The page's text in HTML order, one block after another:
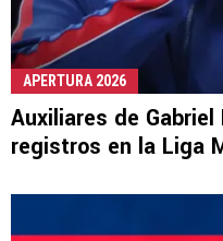
APERTURA 2026
Auxiliares de
registros en la Liga